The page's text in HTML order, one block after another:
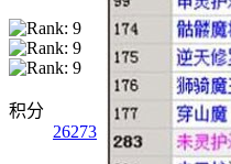
积分
26273